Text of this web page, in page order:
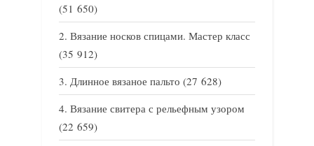
(51 650)
Вязание носков спицами. Мастер класс
(35 912)
Длинное вязаное пальто (27 628)
Вязание свитера с рельефным узором
(22 659)